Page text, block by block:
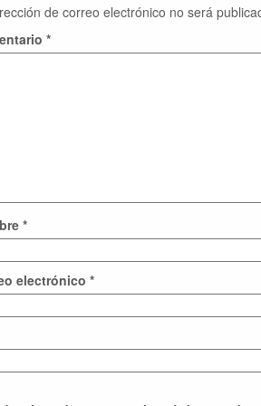
de correo electrónico no será
*
*
electrónico *